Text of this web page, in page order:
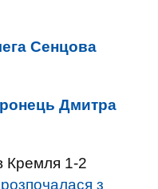
Сенцова
Дмитра
Кремля 1-2
розпочалася з